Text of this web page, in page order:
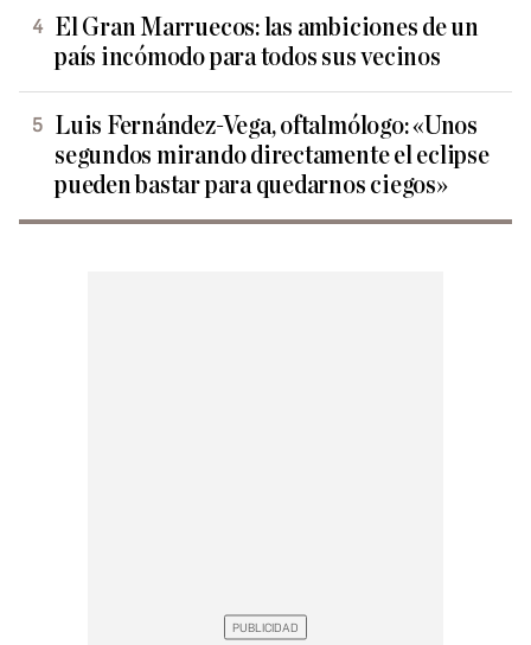
El Gran Marruecos: las ambiciones de un
país incómodo para todos sus vecinos
Luis Fernández-Vega, oftalmólogo: «Unos
segundos mirando directamente el eclipse
pueden bastar para quedarnos ciegos»